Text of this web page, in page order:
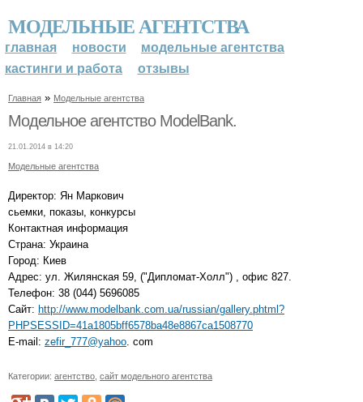
МОДЕЛЬНЫЕ АГЕНТСТВА
главная новости
модельные агентства
кастинги и работа
отзывы
Главная » Модельные агентства
Модельное агентство ModelBank.
21.01.2014 в 14:20
Модельные агентства
Директор: Ян Маркович
сьемки, показы, конкурсы
Контактная информация
Страна: Украина
Город: Киев
Адрес: ул. Жилянская 59, ("Дипломат-Холл") , офис 827.
Телефон: 38 (044) 5696085
Сайт: http://www.modelbank.com.ua/russian/gallery.phtml?
PHPSESSID=41a1805bff6578ba48e8867ca1508770
E-mail: zefir_777@yahoo . com
Категории: агентство сайт модельного агентства